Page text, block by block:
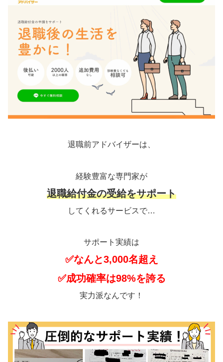
退職前アドバイザーは、
経験豊富な専門家が
退職給付金の受給をサポート
してくれるサービスで…
サポート実績は
✅なんと3,000名超え
✅成功確率は98%を誇る
実力派なんです！